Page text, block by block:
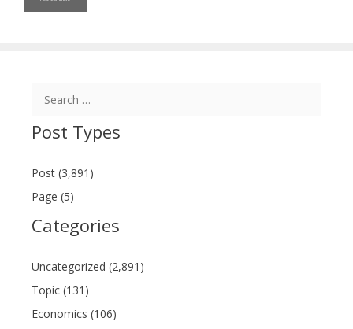
Post Types
Post (3,891)
Page (5)
Categories
Uncategorized (2,891)
Topic (131)
Economics (106)